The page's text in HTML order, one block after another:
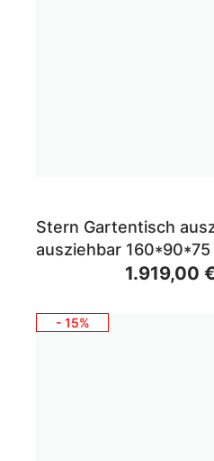
Stern Gartentisch
ausziehbar
Gestell Anthrazit
1.919,00
- 15%